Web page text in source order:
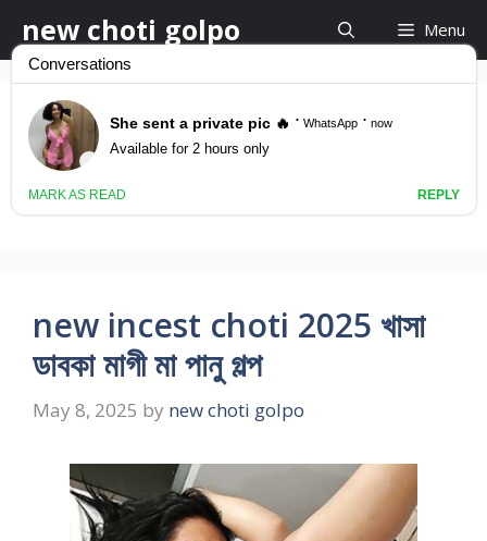
to
content
new choti golpo Menu
new choti golpo
2025
new incest choti 2025 খাসা
ডাবকা মাগী মা পানু গল্প
May 8, 2025 by new choti golpo